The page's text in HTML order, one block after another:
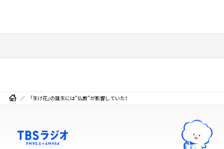
「生け花」の誕生には”仏教”が影響していた！